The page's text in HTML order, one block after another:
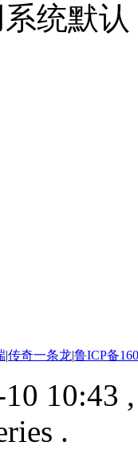
统默认
|传奇一条龙|鲁ICP备
10:43
.